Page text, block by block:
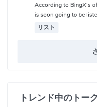
According to BingX's
is soon going to be
リスト
トレンド中のトー